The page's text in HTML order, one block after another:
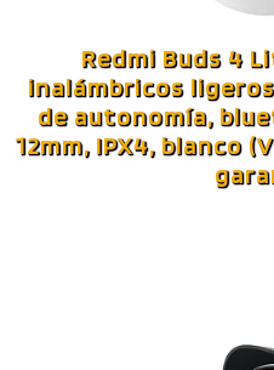
Redmi Buds 4
inalámbricos
de autonomía,
12mm, IPX4, blanco